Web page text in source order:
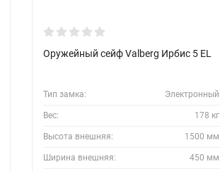
Оружейный сейф Valberg Ирбис 5 ЕL
Тип замка: Электронный
Вес: 178 кг
Высота внешняя: 1500 мм
Ширина внешняя: 450 мм